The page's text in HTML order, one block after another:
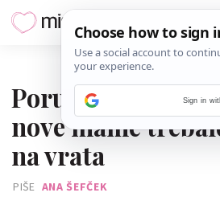
Poruka babice
nove mame
na vrata
PIŠE ANA ŠEFČEK
Sign in